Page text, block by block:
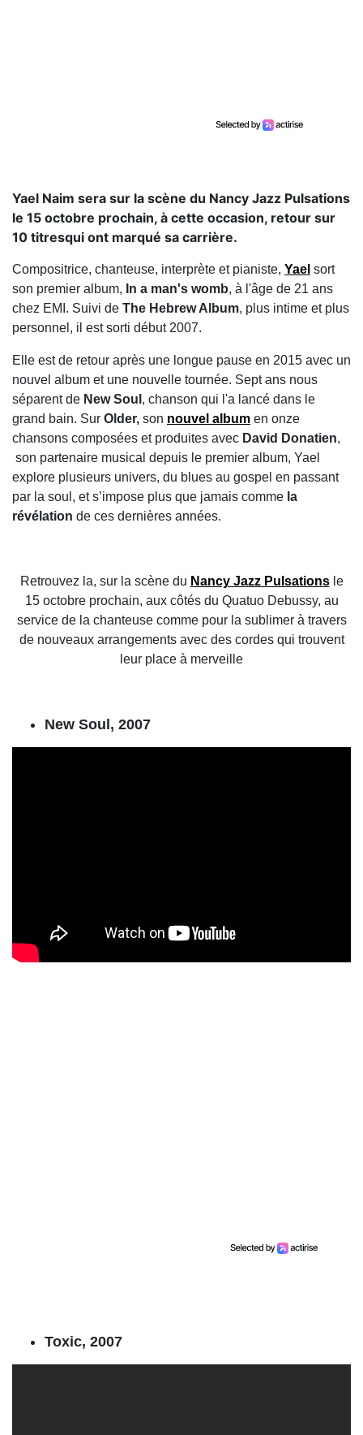
Yael Naim sera sur la scène du Nancy Jazz Pulsations
le 15 octobre prochain, à cette occasion, retour sur
10 titresqui ont marqué sa carrière.
Compositrice, chanteuse, interprète et pianiste, Yael sort
son premier album, In a man's womb, à l'âge de 21 ans
chez EMI. Suivi de The Hebrew Album, plus intime et plus
personnel, il est sorti début 2007.
Elle est de retour après une longue pause en 2015 avec un
nouvel album et une nouvelle tournée. Sept ans nous
séparent de New Soul , chanson qui l'a lancé dans le
grand bain. Sur Older, son nouvel album en onze
chansons composées et produites avec David Donatien,
son partenaire musical depuis le premier album, Yael
explore plusieurs univers, du blues au gospel en passant
par la soul, et s’impose plus que jamais comme la
révélation de ces dernières années.
Retrouvez la, sur la scène du Nancy Jazz Pulsationsle
15 octobre prochain, aux côtés du Quatuo Debussy, au
service de la chanteuse comme pour la sublimer à travers
de nouveaux arrangements avec des cordes qui trouvent
leur place à merveille
New Soul, 2007
Toxic, 2007